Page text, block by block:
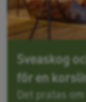
Sveaskog
för en
Det pratas